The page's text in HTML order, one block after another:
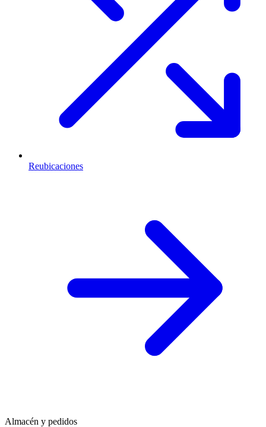
Reubicaciones
Almacén y pedidos